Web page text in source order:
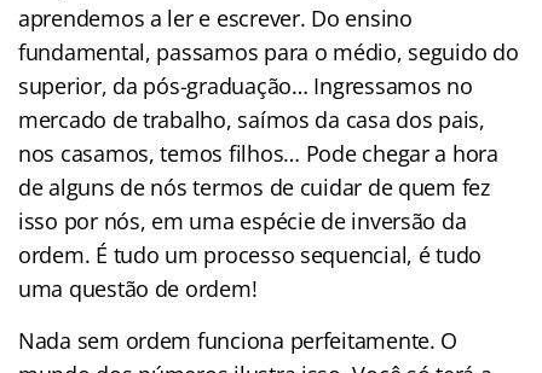
aprendemos a ler e escrever. Do ensino
fundamental, passamos para o médio, seguido do
superior, da pós-graduação… Ingressamos no
mercado de trabalho, saímos da casa dos pais,
nos casamos, temos filhos… Pode chegar a hora
de alguns de nós termos de cuidar de quem fez
isso por nós, em uma espécie de inversão da
ordem. É tudo um processo sequencial, é tudo
uma questão de ordem!
Nada sem ordem funciona perfeitamente. O